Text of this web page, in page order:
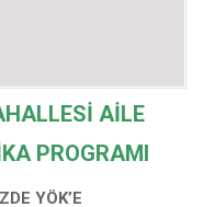
AİLE
PROGRAMI
YÖK’E